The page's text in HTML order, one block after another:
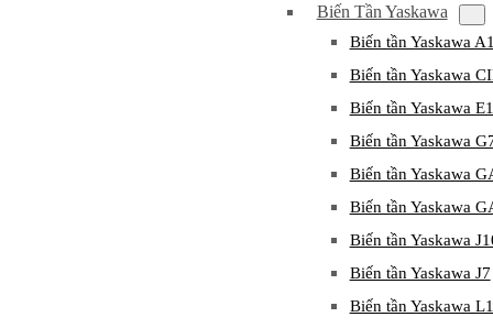
Biến Tần Yaskawa
Biến tần Yaskawa
Biến tần Yaskawa
Biến tần Yaskawa
Biến tần Yaskawa
Biến tần Yaskawa
Biến tần Yaskawa
Biến tần Yaskawa
Biến tần Yaskawa J7
Biến tần Yaskawa